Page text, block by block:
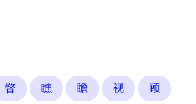
瞥 瞧 瞻 视 顾